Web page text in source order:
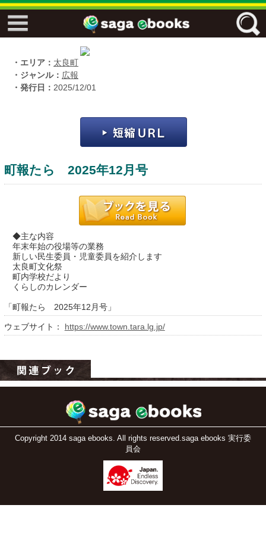
キーワード
佐賀ワード
・エリア： 太良町
・ジャンル： 広報
・発行日： 2025/12/01
町報たら 2025年12月号
◆主な内容
年末年始の役場等の業務
新しい民生委員・児童委員を紹介します
太良町文化祭
町内学校だより
くらしのカレンダー
「町報たら 2025年12月号」
ウェブサイト： https://www.town.tara.lg.jp/
Copyright 2014 saga ebooks. All rights reserved.saga ebooks 実行委
員会
↓↓ ebooks専用本棚 ↓↓
saga ebooksとは
運営会社